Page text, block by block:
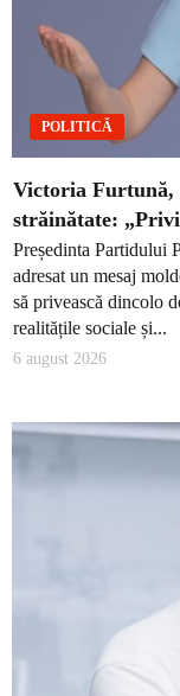
POLITICĂ
Victoria Furtună,
străinătate:
Președinta Partidului
adresat un mesaj
să privească dincolo
realitățile sociale și...
6 august 2026